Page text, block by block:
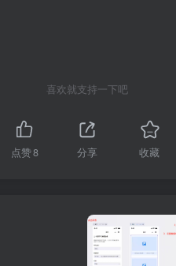
喜欢就支持一下吧
点赞8 分享 收藏